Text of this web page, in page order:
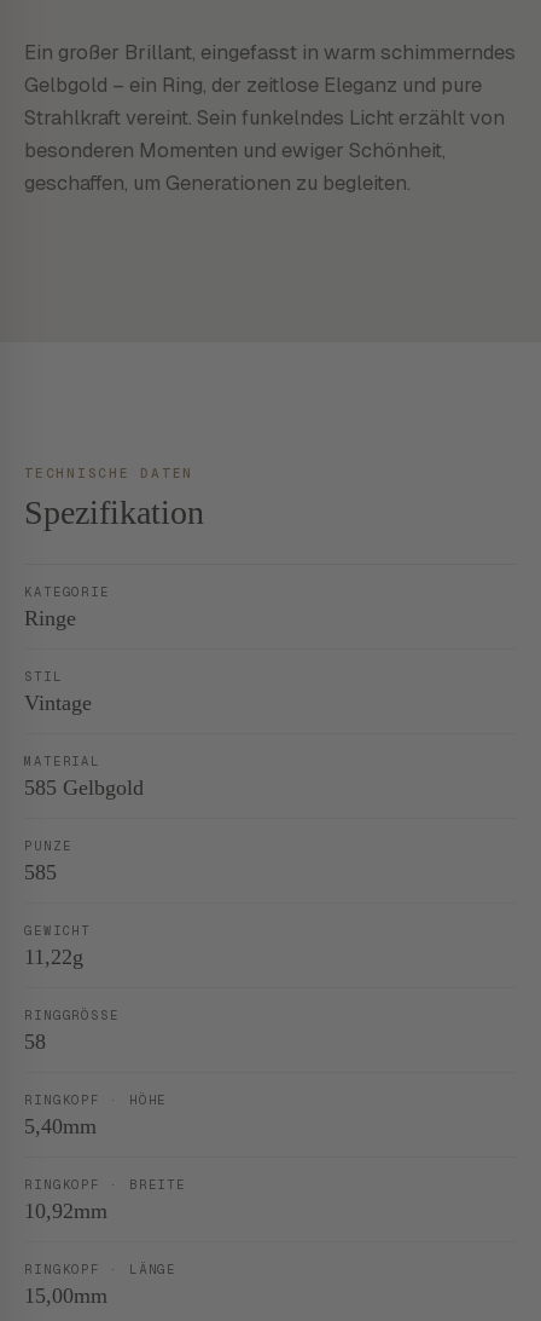
Ein großer Brillant, eingefasst in warm schimmerndes
Gelbgold – ein Ring, der zeitlose Eleganz und pure
Strahlkraft vereint. Sein funkelndes Licht erzählt von
besonderen Momenten und ewiger Schönheit,
geschaffen, um Generationen zu begleiten.
TECHNISCHE DATEN
Spezifikation
KATEGORIE
Ringe
STIL
Vintage
MATERIAL
585 Gelbgold
PUNZE
585
GEWICHT
11,22g
RINGGRÖSSE
58
RINGKOPF · HÖHE
5,40mm
RINGKOPF · BREITE
10,92mm
RINGKOPF · LÄNGE
15,00mm